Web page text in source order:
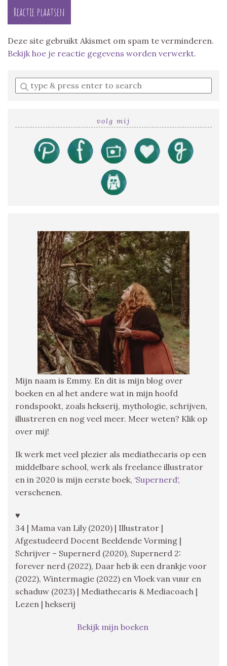
Deze site gebruikt Akismet om spam te verminderen.
Bekijk hoe je reactie gegevens worden verwerkt.
Enter
a
volg mij
Mijn naam is Emmy. En dit is mijn blog over
boeken en al het andere wat in mijn hoofd
rondspookt, zoals hekserij, mythologie, schrijven,
illustreren en nog veel meer. Meer weten? Klik op
over mij!
Ik werk met veel plezier als mediathecaris op een
middelbare school, werk als freelance illustrator
en in 2020 is mijn eerste boek, ‘Supernerd‘,
verschenen.
♥
34 | Mama van Lily (2020) | Illustrator |
Afgestudeerd Docent Beeldende Vorming |
Schrijver – Supernerd (2020), Supernerd 2:
forever nerd (2022), Daar heb ik een drankje voor
(2022), Wintermagie (2022) en Vloek van vuur en
schaduw (2023) | Mediathecaris & Mediacoach |
Lezen | hekserij
Bekijk mijn boeken